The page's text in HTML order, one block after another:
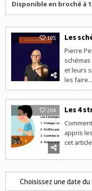
Disponible en broché à
105 Les
Pierre
et leurs
les faire...
204 Les 4
appris
cet
Choisissez une date